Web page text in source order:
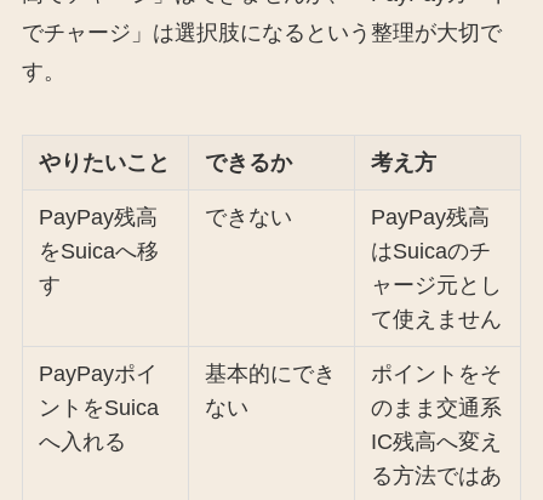
でチャージ」は選択肢になるという整理が大切で
す。
やりたいこと できるか 考え方
PayPay残高
をSuicaへ移
す
できない
PayPay残高
はSuicaのチ
ャージ元とし
て使えません
PayPayポイ
ントをSuica
へ入れる
基本的にでき
ない
ポイントをそ
のまま交通系
IC残高へ変え
る方法ではあ